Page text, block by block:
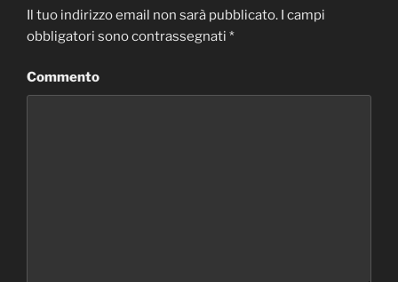
Il tuo indirizzo email non sarà pubblicato. I campi
obbligatori sono contrassegnati *
Commento